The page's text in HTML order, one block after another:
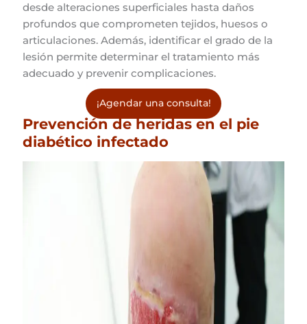
desde alteraciones superficiales hasta daños
profundos que comprometen tejidos, huesos o
articulaciones. Además, identificar el grado de la
lesión permite determinar el tratamiento más
adecuado y prevenir complicaciones.
¡Agendar una consulta!
Prevención de heridas en el pie
diabético infectado